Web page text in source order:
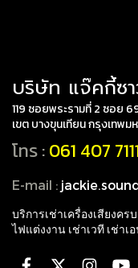
บริษัท แจ๊คกี้ซ
119 ซอยพระรามที่ 2 ซอย
เขต บางขุนเทียน กรุงเทพม
โทร :061 407
E-mail :
บริการเช่าเครื่องเสียงคร
ไฟแต่งงาน เช่าเวที เช่าเ